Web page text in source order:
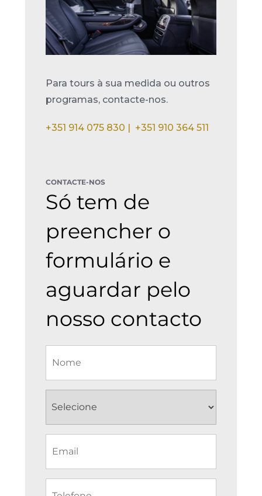
Para tours à sua medida ou outros
programas, contacte-nos.
+351 914 075 830 | +351 910 364 511
CONTACTE-NOS
Só tem de
preencher o
formulário e
aguardar pelo
nosso contacto